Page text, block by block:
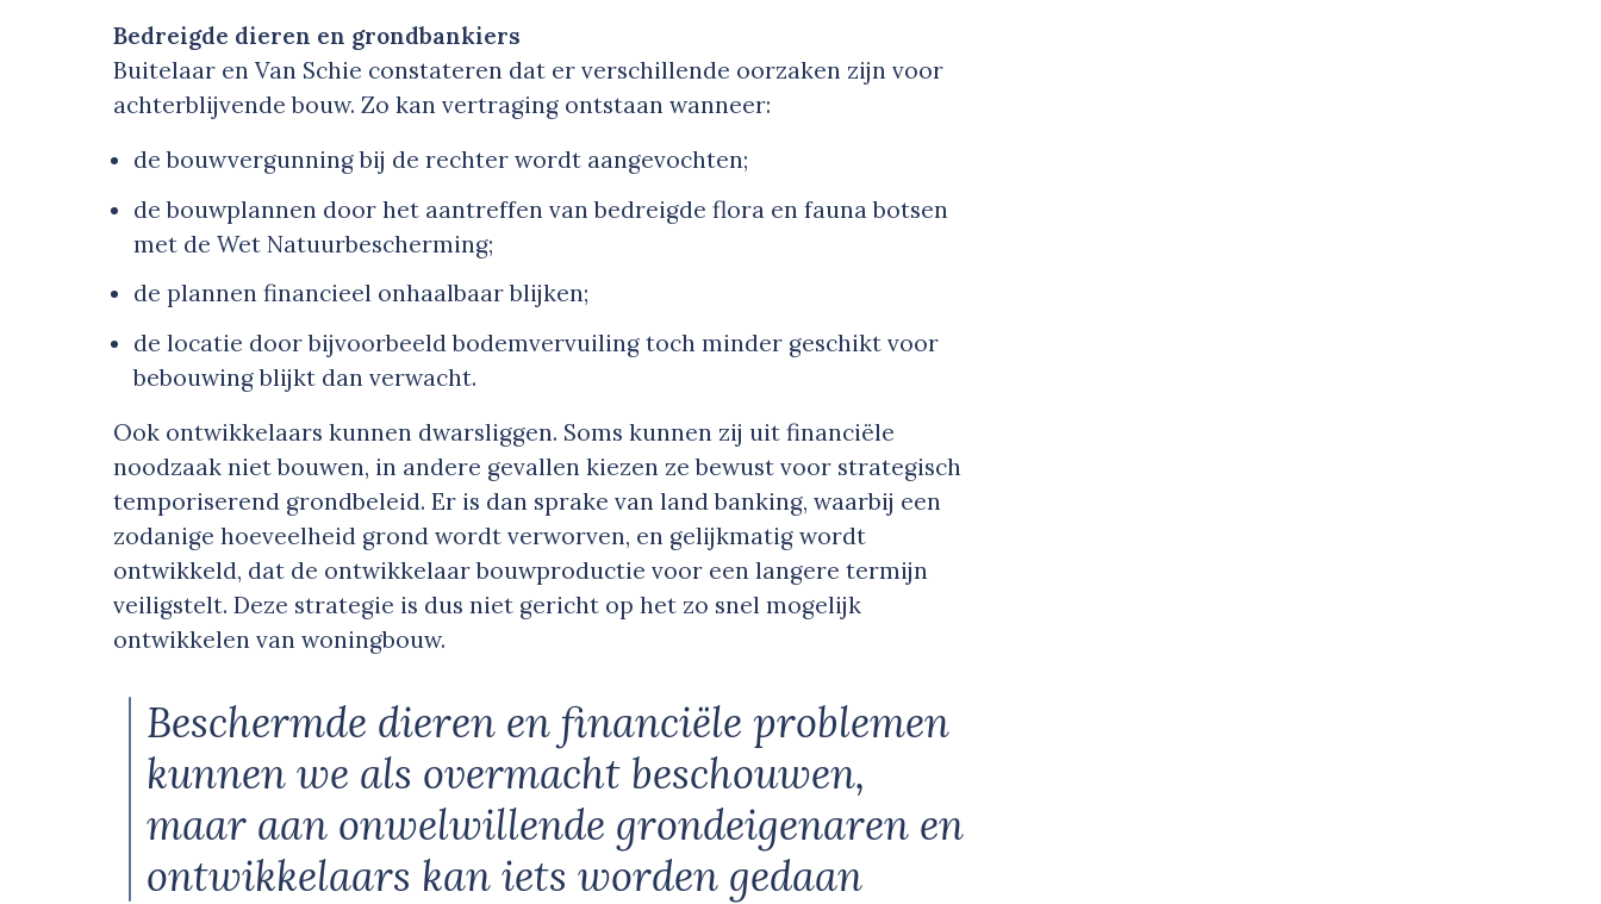
Bedreigde dieren en grondbankiers
Buitelaar en Van Schie constateren dat er verschillende oorzaken zijn voor
achterblijvende bouw. Zo kan vertraging ontstaan wanneer:
de bouwvergunning bij de rechter wordt aangevochten;
de bouwplannen door het aantreffen van bedreigde flora en fauna botsen
met de Wet Natuurbescherming;
de plannen financieel onhaalbaar blijken;
de locatie door bijvoorbeeld bodemvervuiling toch minder geschikt voor
bebouwing blijkt dan verwacht.
Ook ontwikkelaars kunnen dwarsliggen. Soms kunnen zij uit financiële
noodzaak niet bouwen, in andere gevallen kiezen ze bewust voor strategisch
temporiserend grondbeleid. Er is dan sprake van land banking, waarbij een
zodanige hoeveelheid grond wordt verworven, en gelijkmatig wordt
ontwikkeld, dat de ontwikkelaar bouwproductie voor een langere termijn
veiligstelt. Deze strategie is dus niet gericht op het zo snel mogelijk
ontwikkelen van woningbouw.
Beschermde dieren en financiële problemen
kunnen we als overmacht beschouwen,
maar aan onwelwillende grondeigenaren en
ontwikkelaars kan iets worden gedaan